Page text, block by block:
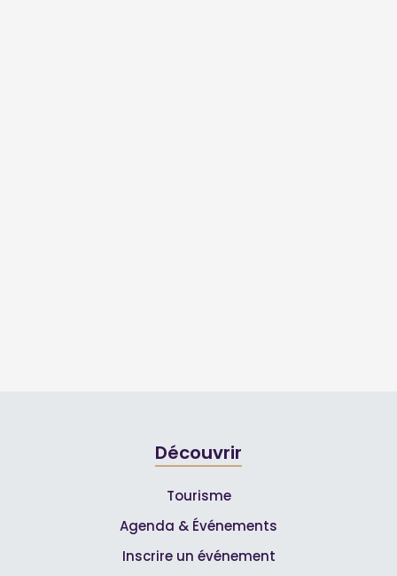
Découvrir
Tourisme
Agenda & Événements
Inscrire un événement